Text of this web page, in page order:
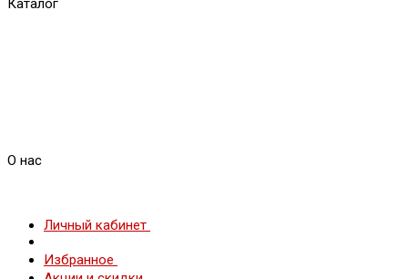
Каталог
О нас
Личный кабинет
Избранное